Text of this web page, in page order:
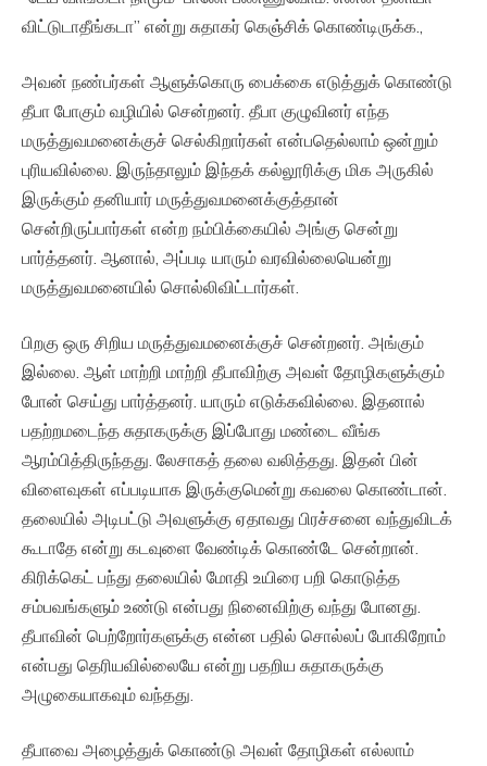
விட்டுடாதீங்கடா” என்று சுதாகர் கெஞ்சிக் கொண்டிருக்க.,
அவன் நண்பர்கள் ஆளுக்கொரு பைக்கை எடுத்துக் கொண்டு
தீபா போகும் வழியில் சென்றனர். தீபா குழுவினர் எந்த
மருத்துவமனைக்குச் செல்கிறார்கள் என்பதெல்லாம் ஒன்றும்
புரியவில்லை. இருந்தாலும் இந்தக் கல்லூரிக்கு மிக அருகில்
இருக்கும் தனியார் மருத்துவமனைக்குத்தான்
சென்றிருப்பார்கள் என்ற நம்பிக்கையில் அங்கு சென்று
பார்த்தனர். ஆனால், அப்படி யாரும் வரவில்லையென்று
மருத்துவமனையில் சொல்லிவிட்டார்கள்.
பிறகு ஒரு சிறிய மருத்துவமனைக்குச் சென்றனர். அங்கும்
இல்லை. ஆள் மாற்றி மாற்றி தீபாவிற்கு அவள் தோழிகளுக்கும்
போன் செய்து பார்த்தனர். யாரும் எடுக்கவில்லை. இதனால்
பதற்றமடைந்த சுதாகருக்கு இப்போது மண்டை வீங்க
ஆரம்பித்திருந்தது. லேசாகத் தலை வலித்தது. இதன் பின்
விளைவுகள் எப்படியாக இருக்குமென்று கவலை கொண்டான்.
தலையில் அடிபட்டு அவளுக்கு ஏதாவது பிரச்சனை வந்துவிடக்
கூடாதே என்று கடவுளை வேண்டிக் கொண்டே சென்றான்.
கிரிக்கெட் பந்து தலையில் மோதி உயிரை பறி கொடுத்த
சம்பவங்களும் உண்டு என்பது நினைவிற்கு வந்து போனது.
தீபாவின் பெற்றோர்களுக்கு என்ன பதில் சொல்லப் போகிறோம்
என்பது தெரியவில்லையே என்று பதறிய சுதாகருக்கு
அழுகையாகவும் வந்தது.
தீபாவை அழைத்துக் கொண்டு அவள் தோழிகள் எல்லாம்